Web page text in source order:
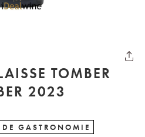
TOMBER
2023
GASTRONOMIE